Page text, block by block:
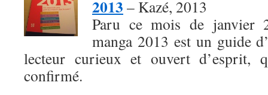
2013 – Kazé, 2013
Paru ce mois de janvier
manga 2013 est un guide
lecteur curieux et ouvert d’esprit,
confirmé.